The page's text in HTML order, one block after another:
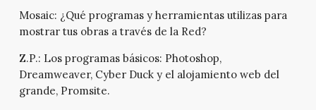
Mosaic: ¿Qué programas y herramientas utilizas para
mostrar tus obras a través de la Red?
Z.P.: Los programas básicos: Photoshop,
Dreamweaver, Cyber Duck y el alojamiento web del
grande, Promsite.